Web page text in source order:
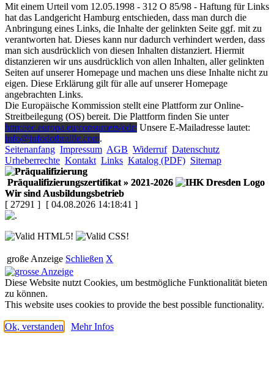
Mit einem Urteil vom 12.05.1998 - 312 O 85/98 - Haftung für Links
hat das Landgericht Hamburg entschieden, dass man durch die
Anbringung eines Links, die Inhalte der gelinkten Seite ggf. mit zu
verantworten hat. Dieses kann nur dadurch verhindert werden, dass
man sich ausdrücklich von diesen Inhalten distanziert. Hiermit
distanzieren wir uns ausdrücklich von allen Inhalten, aller gelinkten
Seiten auf unserer Homepage und machen uns diese Inhalte nicht zu
eigen. Diese Erklärung gilt für alle auf unserer Homepage
angebrachten Links.
Die Europäische Kommission stellt eine Plattform zur Online-
Streitbeilegung (OS) bereit. Die Plattform finden Sie unter
http://ec.europa.eu/consumers/odr/Unsere E-Mailadresse lautet:
info@infodotbraille.com.
Seitenanfang Impressum AGB Widerruf Datenschutz
Urheberrechte Kontakt Links Katalog (PDF) Sitemap
Präqualifizierungszertifikat » 2021-2026
Wir sind Ausbildungsbetrieb
[ 27291 ] [ 04.08.2026 14:18:41 ]
große Anzeige Schließen X
Diese Website nutzt Cookies, um bestmögliche Funktionalität bieten
zu können.
This website uses cookies to provide the best possible functionality.
Ok, verstanden Mehr Infos